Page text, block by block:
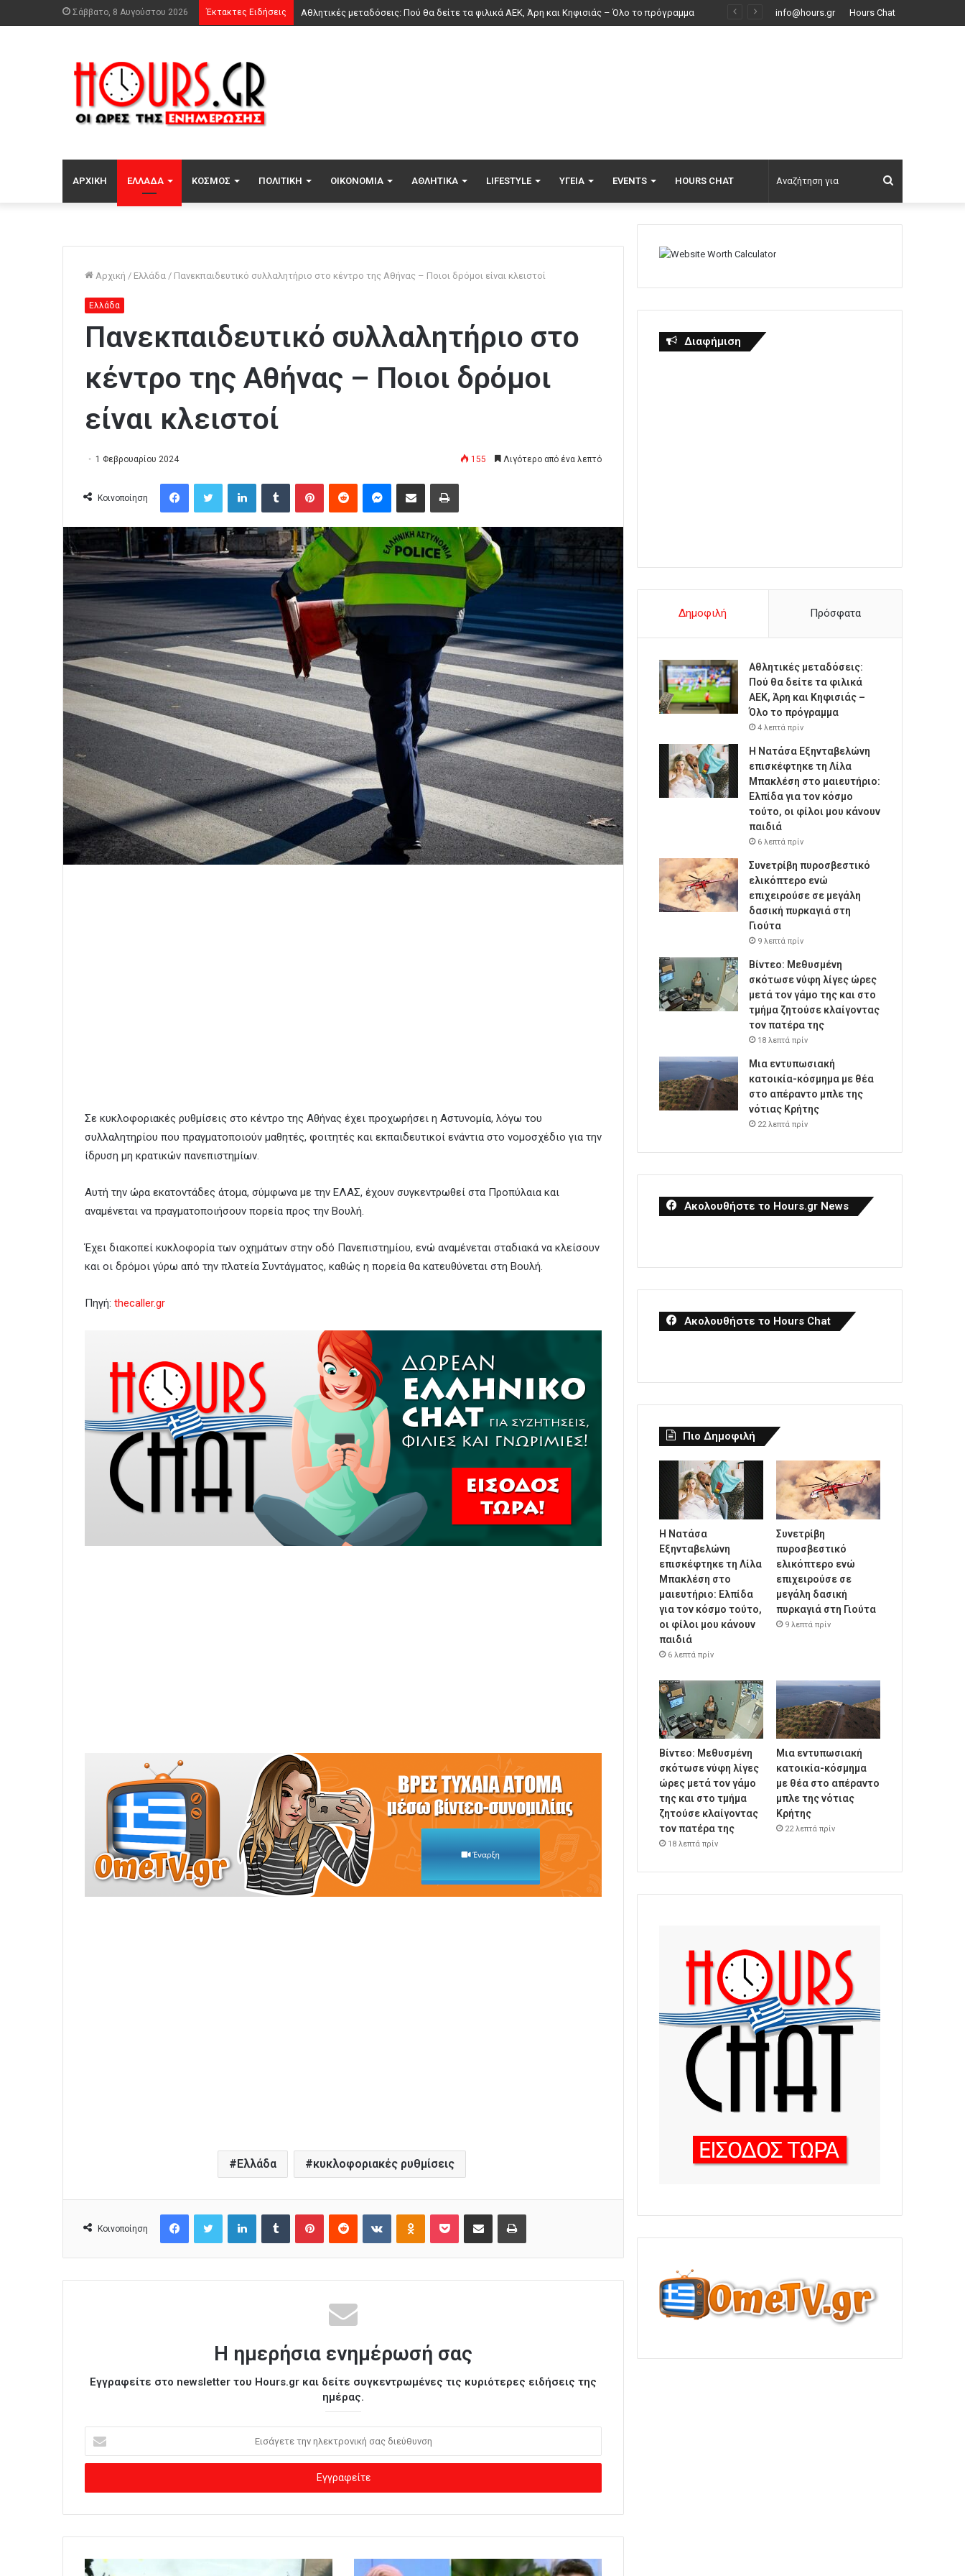
Σάββατο, 8 Αυγούστου 2026 Έκτακτες Ειδήσεις info@hours.gr Hours Chat
ΑΡΧΙΚΉ ΕΛΛΆΔΑ ΚΌΣΜΟΣ ΠΟΛΙΤΙΚΉ ΟΙΚΟΝΟΜΊΑ ΑΘΛΗΤΙΚΆ LIFESTYLE ΥΓΕΊΑ EVENTS HOURS CHAT
για
Αρχική / Ελλάδα / Πανεκπαιδευτικό συλλαλητήριο στο κέντρο της Αθήνας – Ποιοι δρόμοι είναι κλειστοί
Ελλάδα
Πανεκπαιδευτικό συλλαλητήριο στο
κέντρο της Αθήνας – Ποιοι δρόμοι
είναι κλειστοί
1 Φεβρουαρίου 2024 155 Λιγότερο από ένα λεπτό
Κοινοποίηση
Σε κυκλοφοριακές ρυθμίσεις στο κέντρο της Αθήνας έχει προχωρήσει η Αστυνομία, λόγω του
συλλαλητηρίου που πραγματοποιούν μαθητές, φοιτητές και εκπαιδευτικοί ενάντια στο νομοσχέδιο για την
ίδρυση μη κρατικών πανεπιστημίων.
Αυτή την ώρα εκατοντάδες άτομα, σύμφωνα με την ΕΛΑΣ, έχουν συγκεντρωθεί στα Προπύλαια και
αναμένεται να πραγματοποιήσουν πορεία προς την Βουλή.
Έχει διακοπεί κυκλοφορία των οχημάτων στην οδό Πανεπιστημίου, ενώ αναμένεται σταδιακά να κλείσουν
και οι δρόμοι γύρω από την πλατεία Συντάγματος, καθώς η πορεία θα κατευθύνεται στη Βουλή.
Πηγή: thecaller.gr
Ελλάδα κυκλοφοριακές ρυθμίσεις
Κοινοποίηση
Η ημερήσια ενημέρωσή σας
Εγγραφείτε στο newsletter του Hours.gr και δείτε συγκεντρωμένες τις κυριότερες ειδήσεις της
ημέρας.
σ
γ
ε
η
Διαφήμιση
Δημοφιλή Πρόσφατα
Αθλητικές μεταδόσεις:
Πού θα δείτε τα φιλικά
ΑΕΚ, Άρη και Κηφισιάς –
Όλο το πρόγραμμα
4 λεπτά πρίν
Η Νατάσα Εξηνταβελώνη
επισκέφτηκε τη Λίλα
Μπακλέση στο μαιευτήριο:
Ελπίδα για τον κόσμο
τούτο, οι φίλοι μου κάνουν
παιδιά
6 λεπτά πρίν
Συνετρίβη πυροσβεστικό
ελικόπτερο ενώ
επιχειρούσε σε μεγάλη
δασική πυρκαγιά στη
Γιούτα
9 λεπτά πρίν
Βίντεο: Μεθυσμένη
σκότωσε νύφη λίγες ώρες
μετά τον γάμο της και στο
τμήμα ζητούσε κλαίγοντας
τον πατέρα της
18 λεπτά πρίν
Μια εντυπωσιακή
κατοικία-κόσμημα με θέα
στο απέραντο μπλε της
νότιας Κρήτης
22 λεπτά πρίν
Ακολουθήστε το Hours.gr News
Ακολουθήστε το Hours Chat
Πιο Δημοφιλή
Η Νατάσα
Εξηνταβελώνη
επισκέφτηκε τη Λίλα
Μπακλέση στο
μαιευτήριο: Ελπίδα
για τον κόσμο τούτο,
οι φίλοι μου κάνουν
παιδιά
6 λεπτά πρίν
Συνετρίβη
πυροσβεστικό
ελικόπτερο ενώ
επιχειρούσε σε
μεγάλη δασική
πυρκαγιά στη Γιούτα
9 λεπτά πρίν
Βίντεο: Μεθυσμένη
σκότωσε νύφη λίγες
ώρες μετά τον γάμο
της και στο τμήμα
ζητούσε κλαίγοντας
τον πατέρα της
18 λεπτά πρίν
Μια εντυπωσιακή
κατοικία-κόσμημα
με θέα στο απέραντο
μπλε της νότιας
Κρήτης
22 λεπτά πρίν